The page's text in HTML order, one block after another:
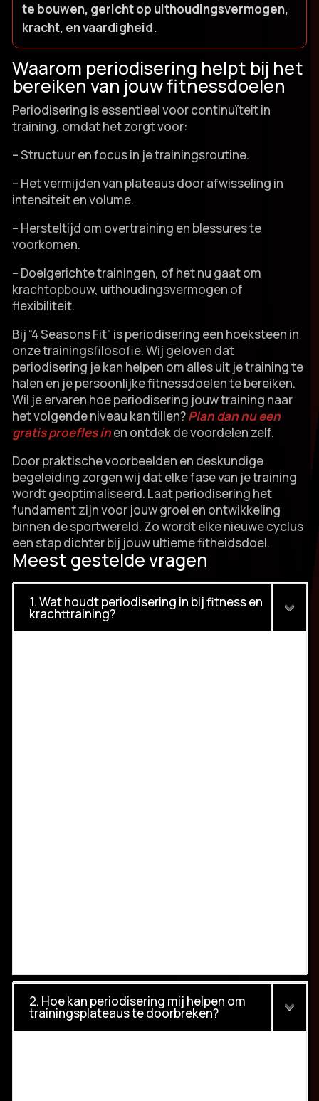
te bouwen, gericht op uithoudingsvermogen,
kracht, en vaardigheid.​
Waarom periodisering helpt bij het
bereiken van jouw fitnessdoelen
Periodisering is essentieel voor continuïteit in
training, omdat het zorgt voor:
– Structuur en focus in je trainingsroutine.​
– Het vermijden van plateaus door afwisseling in
intensiteit en volume.​
– Hersteltijd om overtraining en blessures te
voorkomen.​
– Doelgerichte trainingen, of het nu gaat om
krachtopbouw, uithoudingsvermogen of
flexibiliteit.​
Bij “4 Seasons Fit” is periodisering een hoeksteen in
onze trainingsfilosofie.​ Wij geloven dat
periodisering je kan helpen om alles uit je training te
halen en je persoonlijke fitnessdoelen te bereiken.​
Wil je ervaren hoe periodisering jouw training naar
het volgende niveau kan tillen?Plan dan nu een
gratis proefles inen ontdek de voordelen zelf.​
Door praktische voorbeelden en deskundige
begeleiding zorgen wij dat elke fase van je training
wordt geoptimaliseerd.​ Laat periodisering het
fundament zijn voor jouw groei en ontwikkeling
binnen de sportwereld.​ Zo wordt elke nieuwe cyclus
een stap dichter bij jouw ultieme fitheidsdoel.​
Meest gestelde vragen
1. Wat houdt periodisering in bij fitness en
krachttraining?
2. Hoe kan periodisering mij helpen om
trainingsplateaus te doorbreken?